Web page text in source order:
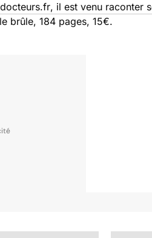
, il est venu raconter
brûle, 184 pages, 15€.